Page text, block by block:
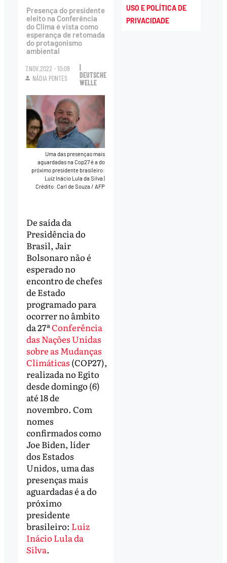
Presença do presidente
eleito na Conferência
do Clima é vista como
esperança de retomada
do protagonismo
ambiental
7.NOV.2022 - 10:08
NÁDIA PONTES
DEUTSCHE
WELLE
Uma das presenças mais
aguardadas na Cop27 é a do
próximo presidente brasileiro:
Luiz Inácio Lula da Silva|
Crédito: Carl de Souza / AFP
De saída da
Presidência do
Brasil, Jair
Bolsonaro não é
esperado no
encontro de chefes
de Estado
programado para
ocorrer no âmbito
da 27ªConferência
das Nações Unidas
sobre as Mudanças
Climáticas (COP27),
realizada no Egito
desde domingo (6)
até 18 de
novembro. Com
nomes
confirmados como
Joe Biden, líder
dos Estados
Unidos, uma das
presenças mais
aguardadas é a do
próximo
presidente
brasileiro: Luiz
Inácio Lula da
Silva.
USO E POLÍTICA DE
PRIVACIDADE